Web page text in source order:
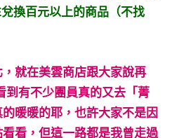
換百元以上的商品（不找
就在美雲商店跟大家說再
到有不少團員真的又去「菁
暖暖的耶，也許大家不是因
看，但這一路都是我曾走過